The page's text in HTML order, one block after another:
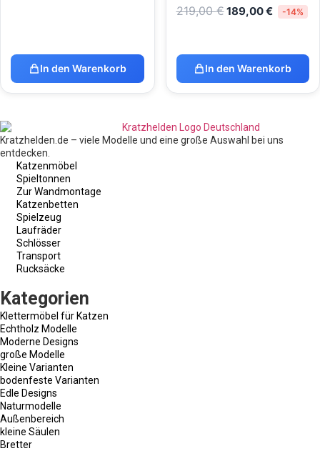
In den Warenkorb
219,00€189,00€ -14%
In den Warenkorb
Kratzhelden.de – viele Modelle und eine große Auswahl bei uns
entdecken.
Katzenmöbel
Spieltonnen
Zur Wandmontage
Katzenbetten
Spielzeug
Laufräder
Schlösser
Transport
Rucksäcke
Kategorien
Klettermöbel für Katzen
Echtholz Modelle
Moderne Designs
große Modelle
Kleine Varianten
bodenfeste Varianten
Edle Designs
Naturmodelle
Außenbereich
kleine Säulen
Bretter